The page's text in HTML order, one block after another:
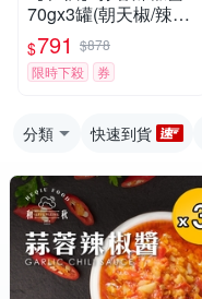
70gx3罐(朝天椒/辣油/
拌醬/調味料)
$791 $878
限時下殺
券
分類 快速到貨